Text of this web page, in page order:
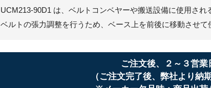
UCM213-90D1 は、ベルトコンベヤーや搬送設備に使用さ
ベルトの張力調整を行うため、ベース上を前後に移動させて
ご注文後、２～３営業
（ご注文完了後、弊社より納